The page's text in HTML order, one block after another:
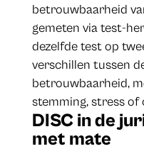
betrouwbaarheid
gemeten via test-
dezelfde test op
verschillen tussen
betrouwbaarheid,
stemming, stress of
DISC in de
met mate